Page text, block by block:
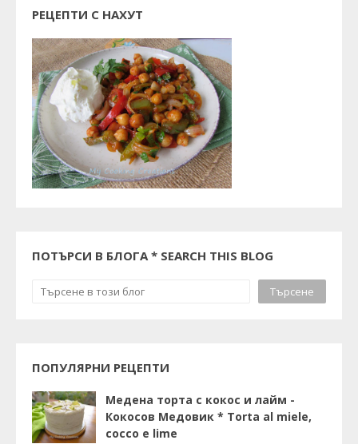
РЕЦЕПТИ С НАХУТ
ПОТЪРСИ В БЛОГА * SEARCH THIS BLOG
ПОПУЛЯРНИ РЕЦЕПТИ
Медена торта с кокос и лайм -
Кокосов Медовик * Torta al miele,
cocco e lime